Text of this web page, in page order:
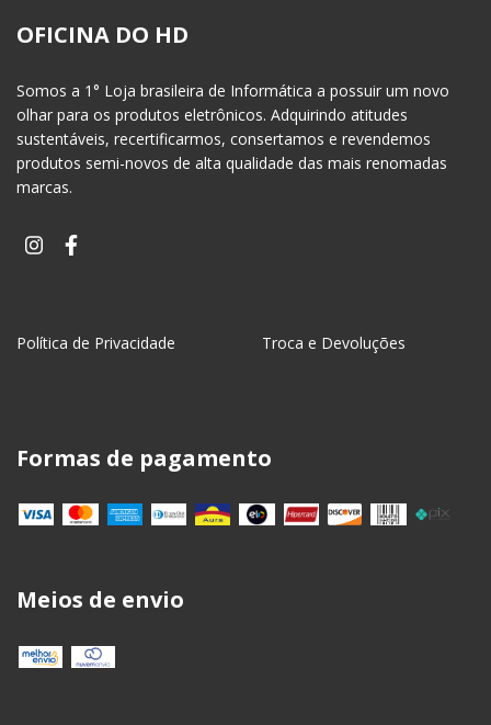
OFICINA DO HD
Somos a 1° Loja brasileira de Informática a possuir um novo
olhar para os produtos eletrônicos. Adquirindo atitudes
sustentáveis, recertificarmos, consertamos e revendemos
produtos semi-novos de alta qualidade das mais renomadas
marcas.
Política de Privacidade Troca e Devoluções
Formas de pagamento
Meios de envio